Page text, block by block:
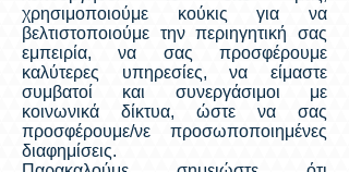
χρησιμοποιούμε κούκις για να
βελτιστοποιούμε την περιηγητική σας
εμπειρία, να σας προσφέρουμε
καλύτερες υπηρεσίες, να είμαστε
συμβατοί και συνεργάσιμοι με
κοινωνικά δίκτυα, ώστε να σας
προσφέρουμε/νε προσωποποιημένες
διαφημίσεις.